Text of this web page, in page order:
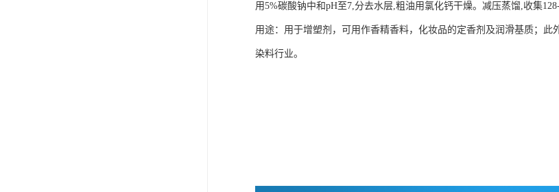
用5%碳酸钠中和pH至7,分去水层,粗油用氯化钙干燥。减压蒸馏,收集
用途：用于增塑剂，可用作香精香料，化妆品的定香剂及润滑基质；
染料行业。